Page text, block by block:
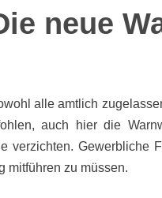
neue
alle amtlich
auch hier die
verzichten.
mitführen zu müssen.